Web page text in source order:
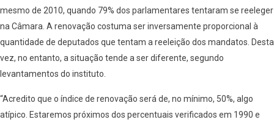
mesmo de 2010, quando 79% dos parlamentares tentaram se reeleger
na Câmara. A renovação costuma ser inversamente proporcional à
quantidade de deputados que tentam a reeleição dos mandatos. Desta
vez, no entanto, a situação tende a ser diferente, segundo
levantamentos do instituto.
“Acredito que o índice de renovação será de, no mínimo, 50%, algo
atípico. Estaremos próximos dos percentuais verificados em 1990 e